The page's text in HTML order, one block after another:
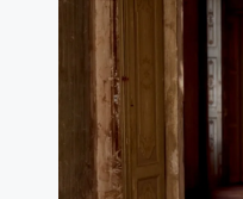
“eyelash”.